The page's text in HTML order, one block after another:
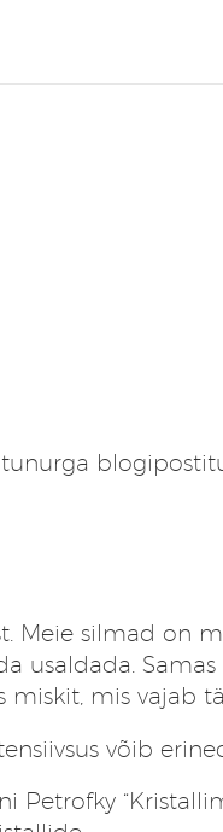
Meie silmad on
usaldada.
mis vajab
võib
Petrofky